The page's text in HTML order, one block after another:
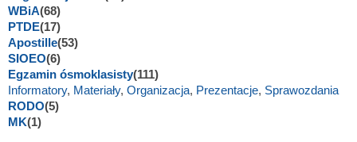
WBiA(68)
PTDE(17)
Apostille(53)
SIOEO(6)
Egzamin ósmoklasisty(111)
Informatory, Materiały, Organizacja, Prezentacje, Sprawozdania
RODO(5)
MK(1)